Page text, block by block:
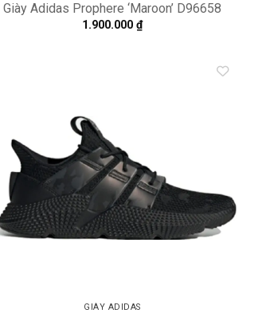
Giày Adidas Prophere ‘Maroon’ D96658
1.900.000 ₫
GIÀY ADIDAS